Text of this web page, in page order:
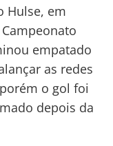
Hulse, em
empatado
as redes
o gol foi
depois da